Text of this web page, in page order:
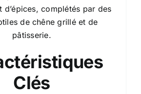
d’épices, complétés par des
de chêne grillé et de
pâtisserie.
Clés